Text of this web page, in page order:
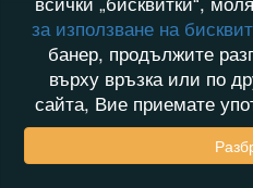
за използване на
банер, продължите
върху връзка или по
сайта, Вие приемате